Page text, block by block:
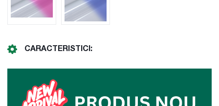
CARACTERISTICI: